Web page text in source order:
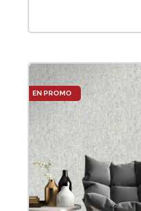
Le
prix
actuel
est :
135DT.